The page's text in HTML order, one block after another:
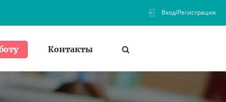
Вход/Регистрация
Контакты